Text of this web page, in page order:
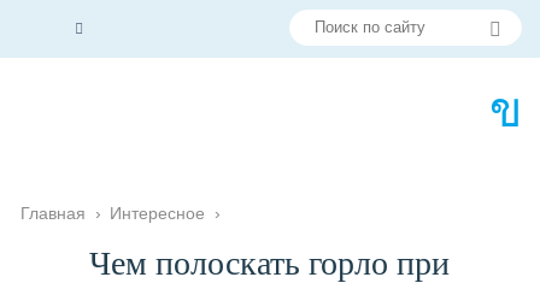
Главная › Интересное ›
Чем полоскать горло при